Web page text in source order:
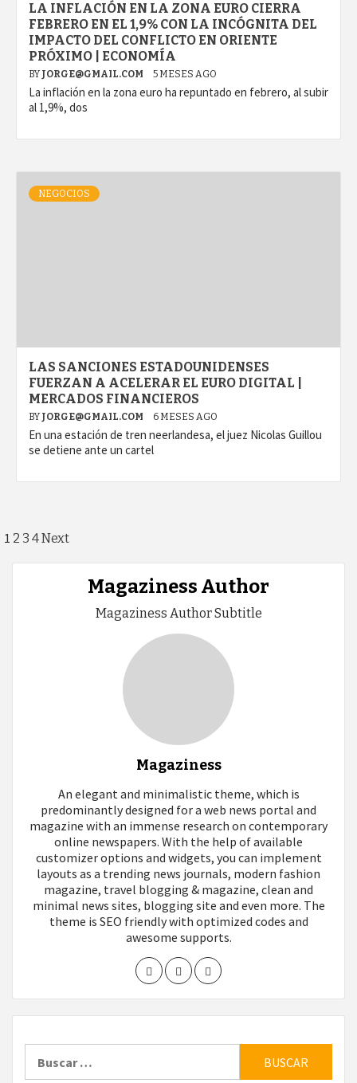
LA INFLACIÓN EN LA ZONA EURO CIERRA
FEBRERO EN EL 1,9% CON LA INCÓGNITA DEL
IMPACTO DEL CONFLICTO EN ORIENTE
PRÓXIMO | ECONOMÍA
BY JORGE@GMAIL.COM 5 MESES AGO
La inflación en la zona euro ha repuntado en febrero, al subir
al 1,9%, dos
NEGOCIOS
LAS SANCIONES ESTADOUNIDENSES
FUERZAN A ACELERAR EL EURO DIGITAL |
MERCADOS FINANCIEROS
BY JORGE@GMAIL.COM 6 MESES AGO
En una estación de tren neerlandesa, el juez Nicolas Guillou
se detiene ante un cartel
Paginación
de
entradas
1 2 3 4Next
Magaziness Author
Magaziness Author Subtitle
Magaziness
An elegant and minimalistic theme, which is
predominantly designed for a web news portal and
magazine with an immense research on contemporary
online newspapers. With the help of available
customizer options and widgets, you can implement
layouts as a trending news journals, modern fashion
magazine, travel blogging & magazine, clean and
minimal news sites, blogging site and even more. The
theme is SEO friendly with optimized codes and
awesome supports.